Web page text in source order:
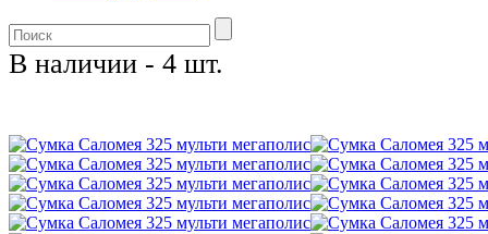
В наличии - 4 шт.